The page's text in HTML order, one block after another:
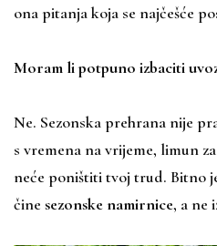
ona pitanja koja se najčešće
Moram li potpuno izbaciti
Ne. Sezonska prehrana nije
s vremena na vrijeme, limun
neće poništiti tvoj trud. Bitno
čine sezonske namirnice, a ne